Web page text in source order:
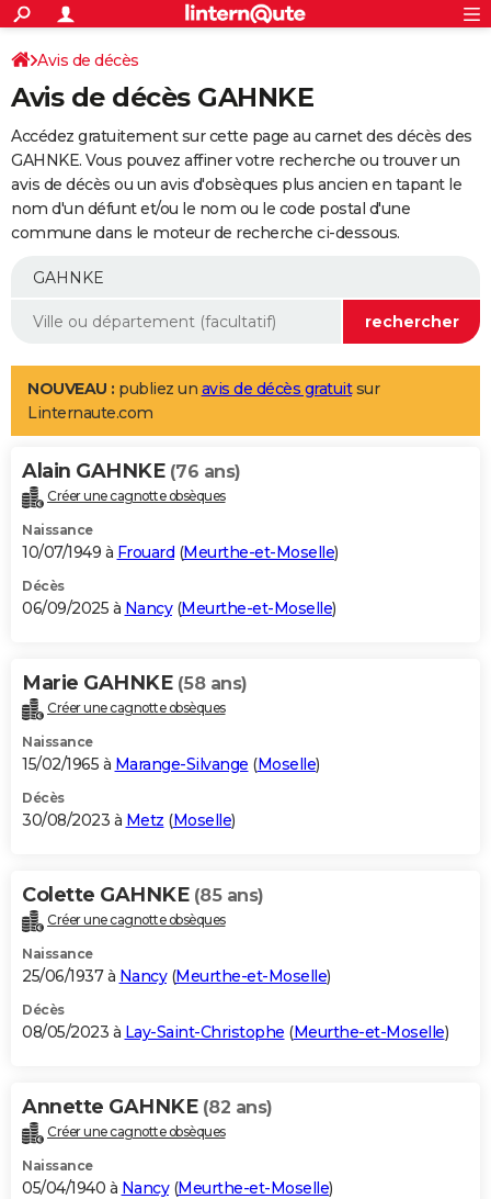
ACTUALITÉS
Politique
Société
Faits Divers
Education
Monde
Villes
+
SPORT
Coupe du monde 2026
Football
Tennis
Cyclisme
Rugby
Forum
Programme TV
TNT
Streaming
Cinéma
Sorties cinéma
Musique
+
FINANCE
Retraite
Epargne
Immobilier
Risques naturels par ville
Banque
Assurance
AUTO
Essais
Réserver un essai
Citadines
Berlines
SUV
Forum auto
+
Mobiles
Meilleur smartphone
Internet
Ordinateurs
Jeux vidéo
Guide high-tech
Aménagement intérieur
LIFESTYLE
Art de vivre
Bien-être
Loisirs
Mode
Modes de vie
Alimentation
Guide de la santé
Maladies
Médicaments
Sommeil
VOYAGE
Destinations
City break
Voyage nature
Voyage de noces
Forum
Climat
+PHOTO
GUIDES D'ACHAT
BONS PLANS
Carte de Noël
Carte Bonne année
Carte Saint-Valentin
Carte Pâques
Carte d'anniversaire
DICTIONNAIRE
Dictionnaire
Biographies
Citations
Expressions
Proverbes
PROGRAMME TV
S'inscrire
Se connecter
Lycées
Collèges
Primaires
Universités
Entreprises
Service militaire
Avis de recherche
AVIS DE DÉCÈS
Bricolage
Lifestyle
Culture
Sport
Auto
Television
Voyage
Cinema
Avis de décès
Avis de décès GAHNKE
Accédez gratuitement sur cette page au carnet des décès des
GAHNKE. Vous pouvez affiner votre recherche ou trouver un
avis de décès ou un avis d'obsèques plus ancien en tapant le
nom d'un défunt et/ou le nom ou le code postal d'une
commune dans le moteur de recherche ci-dessous.
NOUVEAU : publiez un avis de décès gratuitsur
Linternaute.com
Alain GAHNKE (76 ans)
Créer une cagnotte obsèques
Naissance
10/07/1949 à Frouard (Meurthe-et-Moselle)
Décès
06/09/2025 à Nancy(Meurthe-et-Moselle)
Marie GAHNKE (58 ans)
Créer une cagnotte obsèques
Naissance
15/02/1965 à Marange-Silvange (Moselle)
Décès
30/08/2023 à Metz (Moselle)
Colette GAHNKE (85 ans)
Créer une cagnotte obsèques
Naissance
25/06/1937 à Nancy(Meurthe-et-Moselle)
Décès
08/05/2023 à Lay-Saint-Christophe (Meurthe-et-Moselle)
Annette GAHNKE (82 ans)
Créer une cagnotte obsèques
Naissance
05/04/1940 à Nancy(Meurthe-et-Moselle)